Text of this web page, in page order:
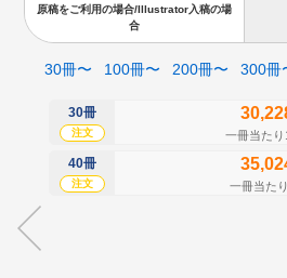
原稿をご利用の場合/Illustrator入稿の場
合
30冊〜 100冊〜 200冊〜 300冊
30冊
注文 一冊当たり
40冊
注文 一冊当た